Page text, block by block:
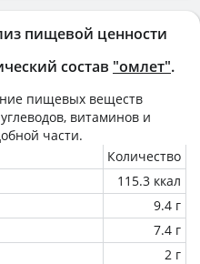
пищевой ценности
состав "омлет".
пищевых веществ
витаминов и
части.
Количество
115.3 ккал
9.4 г
7.4 г
2 г